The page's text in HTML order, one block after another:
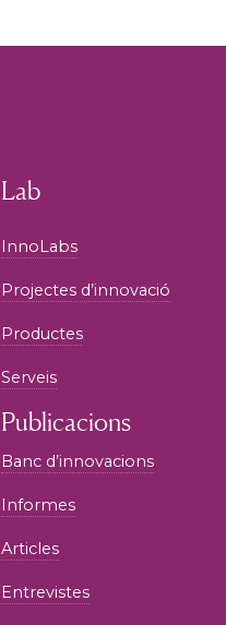
Lab
InnoLabs
Projectes d’innovació
Productes
Serveis
Publicacions
Banc d’innovacions
Informes
Articles
Entrevistes